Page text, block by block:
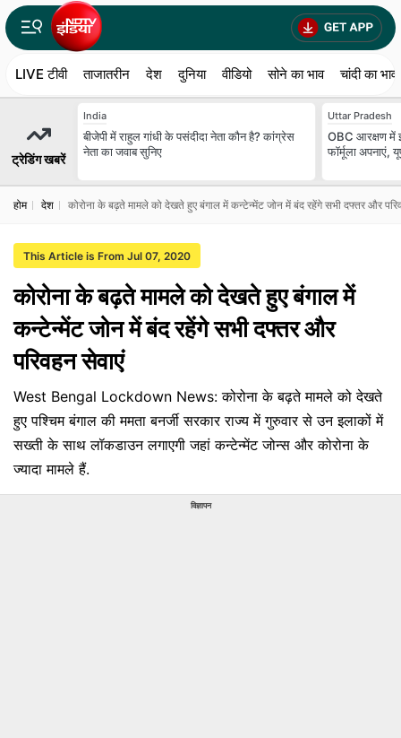
LIVE टीवी ताजातरीन देश दुनिया वीडियो सोने का भाव चांदी का भाव
ट्रेडिंग खबरें
India
बीजेपी में राहुल गांधी के पसंदीदा नेता कौन है? कांग्रेस
नेता का जवाब सुनिए
Uttar Pradesh
OBC आरक्षण में
फॉर्मूला अपनाएं,
होम देश कोरोना के बढ़ते मामले को देखते हुए बंगाल में कन्टेन्मेंट जोन में बंद रहेंगे सभी दफ्तर और
This Article is From Jul 07, 2020
कोरोना के बढ़ते मामले को देखते हुए बंगाल में
कन्टेन्मेंट जोन में बंद रहेंगे सभी दफ्तर और
परिवहन सेवाएं
West Bengal Lockdown News: कोरोना के बढ़ते मामले को देखते
हुए पश्चिम बंगाल की ममता बनर्जी सरकार राज्य में गुरुवार से उन इलाकों में
सख्ती के साथ लॉकडाउन लगाएगी जहां कन्टेन्मेंट जोन्स और कोरोना के
ज्यादा मामले हैं.
विज्ञापन